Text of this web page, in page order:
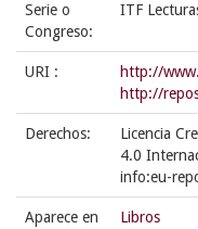
Serie o
Congreso:
ITF
URI :
http://
http://
Derechos:
Licencia
4.0
info:eu-
Aparece en
Libros